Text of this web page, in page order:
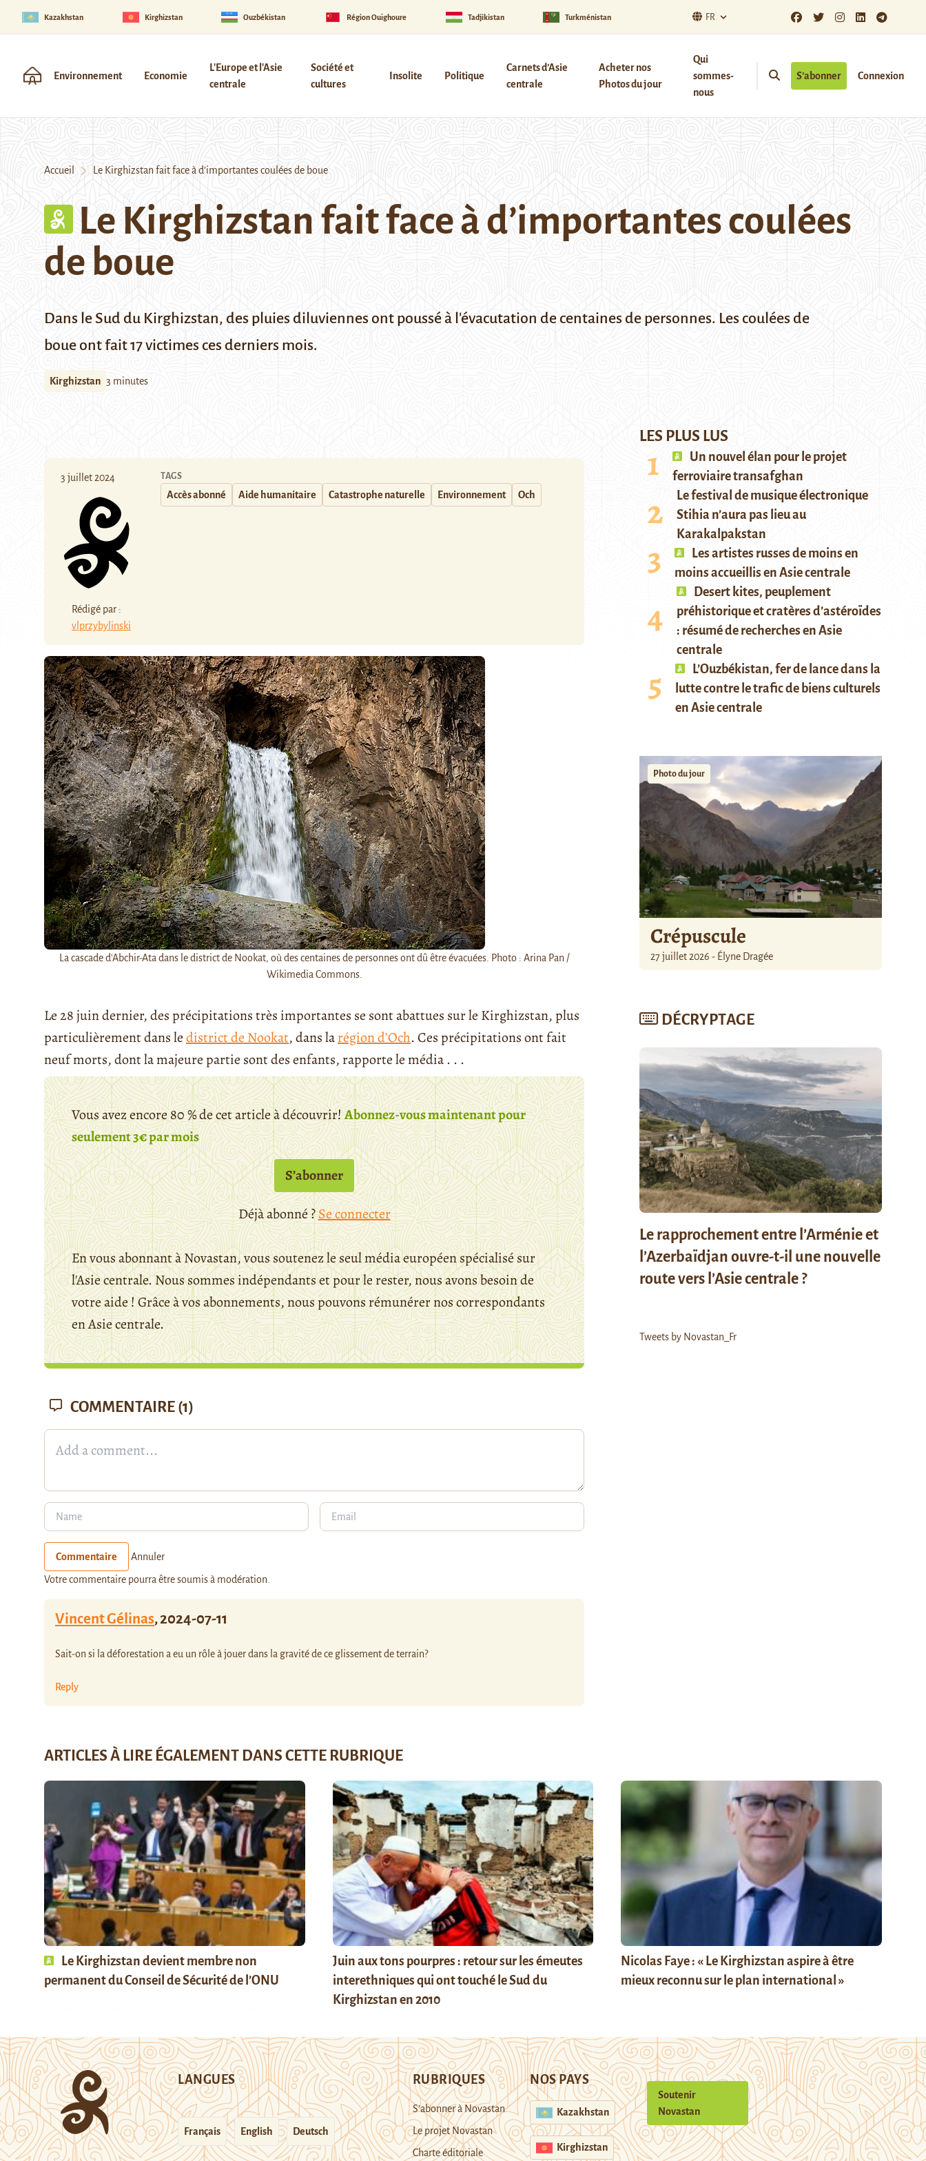
Kazakhstan Kirghizstan Ouzbékistan Région Ouïghoure Tadjikistan Turkménistan FR
Environnement Economie
L'Europe et l'Asie
centrale
Société et
cultures
Insolite Politique
Carnets d’Asie
centrale
Acheter nos
Photos du jour
Qui
sommes-
nous
S’abonner Connexion
Accueil Le Kirghizstan fait face à d’importantes coulées de boue
Le Kirghizstan fait face à d’importantes coulées
de boue
Dans le Sud du Kirghizstan, des pluies diluviennes ont poussé à l'évacutation de centaines de personnes. Les coulées de
boue ont fait 17 victimes ces derniers mois.
Kirghizstan 3 minutes
3 juillet 2024
Rédigé par :
vlprzybylinski
TAGS
Accès abonné Aide humanitaire Catastrophe naturelle Environnement Och
La cascade d'Abchir-Ata dans le district de Nookat, où des centaines de personnes ont dû être évacuées. Photo : Arina Pan /
Wikimedia Commons.
Le 28 juin dernier, des précipitations très importantes se sont abattues sur le Kirghizstan, plus
particulièrement dans ledistrict de Nookat, dans larégion d’Och. Ces précipitations ont fait
neuf morts, dont la majeure partie sont des enfants, rapporte le média . . .
Vous avez encore 80 % de cet article à découvrir!Abonnez-vous maintenant pour
seulement 3€ par mois
S’abonner
Déjà abonné ?Se connecter
En vous abonnant à Novastan, vous soutenez le seul média européen spécialisé sur
l'Asie centrale. Nous sommes indépendants et pour le rester, nous avons besoin de
votre aide ! Grâce à vos abonnements, nous pouvons rémunérer nos correspondants
en Asie centrale.
LES PLUS LUS
Un nouvel élan pour le projet
ferroviaire transafghan
Le festival de musique électronique
Stihia n’aura pas lieu au
Karakalpakstan
Les artistes russes de moins en
moins accueillis en Asie centrale
Desert kites, peuplement
préhistorique et cratères d’astéroïdes
: résumé de recherches en Asie
centrale
L’Ouzbékistan, fer de lance dans la
lutte contre le trafic de biens culturels
en Asie centrale
Photo du jour
Crépuscule
27 juillet 2026 - Élyne Dragée
DÉCRYPTAGE
Le rapprochement entre l’Arménie et
l’Azerbaïdjan ouvre-t-il une nouvelle
route vers l’Asie centrale ?
Tweets by Novastan_Fr
COMMENTAIRE (1)
Commentaire Annuler
Votre commentaire pourra être soumis à modération.
Vincent Gélinas,2024-07-11
Sait-on si la déforestation a eu un rôle à jouer dans la gravité de ce glissement de terrain?
Reply
ARTICLES À LIRE ÉGALEMENT DANS CETTE RUBRIQUE
Le Kirghizstan devient membre non
permanent du Conseil de Sécurité de l’ONU
Juin aux tons pourpres : retour sur les émeutes
interethniques qui ont touché le Sud du
Kirghizstan en 2010
Nicolas Faye : « Le Kirghizstan aspire à être
mieux reconnu sur le plan international »
LANGUES
Français English Deutsch
RUBRIQUES
S’abonner à Novastan
Le projet Novastan
Charte éditoriale
NOS PAYS
Kazakhstan
Kirghizstan
Soutenir
Novastan